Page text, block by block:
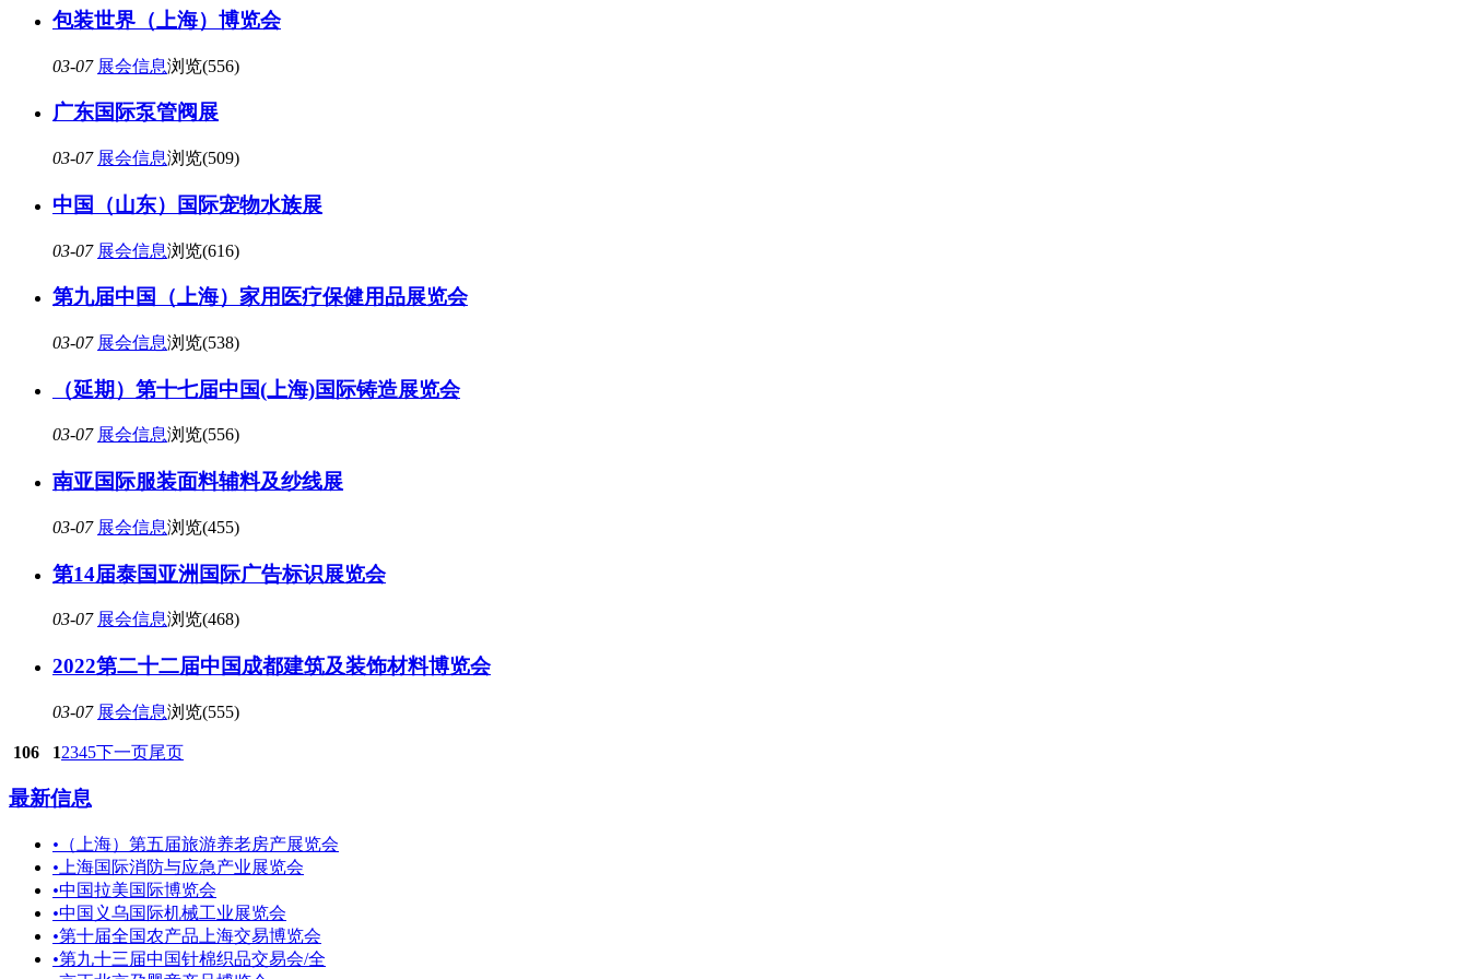
包装世界（上海）博览会
03-07 展会信息浏览(556)
广东国际泵管阀展
03-07 展会信息浏览(509)
中国（山东）国际宠物水族展
03-07 展会信息浏览(616)
第九届中国（上海）家用医疗保健用品展览会
03-07 展会信息浏览(538)
（延期）第十七届中国(上海)国际铸造展览会
03-07 展会信息浏览(556)
南亚国际服装面料辅料及纱线展
03-07 展会信息浏览(455)
第14届泰国亚洲国际广告标识展览会
03-07 展会信息浏览(468)
2022第二十二届中国成都建筑及装饰材料博览会
03-07 展会信息浏览(555)
106 12345下一页尾页
最新信息
• （上海）第五届旅游养老房产展览会
• 上海国际消防与应急产业展览会
•中国拉美国际博览会
•中国义乌国际机械工业展览会
•第十届全国农产品上海交易博览会
•第九十三届中国针棉织品交易会/全